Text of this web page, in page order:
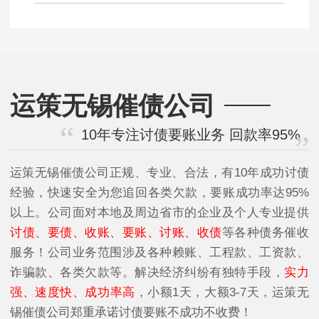
运策无锡催债公司
10年专注讨债要账业务 回款率95%
运策无锡催债公司正规、专业、合法，有10年成功讨债
经验，快速安全为您追回各类欠款，要账成功率达95%
以上。公司面对本地及周边省市的企业及个人专业提供
讨债、要债、收账、要账、讨账、收债等各种债务催收
服务！公司业务范围涉及各种赖账、工程款、工资款、
诈骗款、各类欠款等。解决经济纠纷有独特手段， 实力
强、速度快、成功率高 ，小额1天，大额3-7天，运策无
锡催债公司郑重承诺讨债要账不成功不收费！